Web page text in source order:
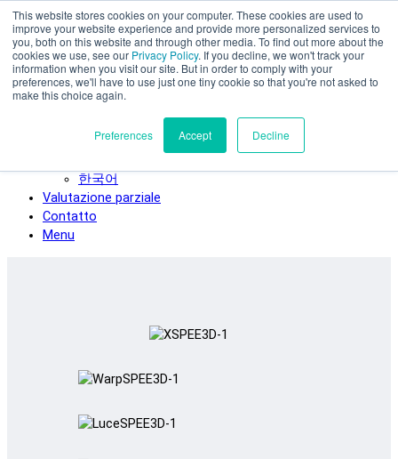
This website stores cookies on your computer. These cookies are used to
improve your website experience and provide more personalized services to
you, both on this website and through other media. To find out more about the
cookies we use, see our Privacy Policy. If you decline, we won't track your
information when you visit our site. But in order to comply with your
preferences, we'll have to use just one tiny cookie so that you're not asked to
make this choice again.
Preferences Accept Decline
Vai al contenuto principale
SPEE3D
Italiano
English
Español
Français
한국어
Valutazione parziale
Contatto
Menu